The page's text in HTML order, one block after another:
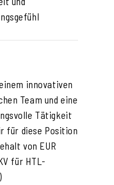
innovativen
Team und eine
Tätigkeit
für diese Position
von EUR
für HTL-